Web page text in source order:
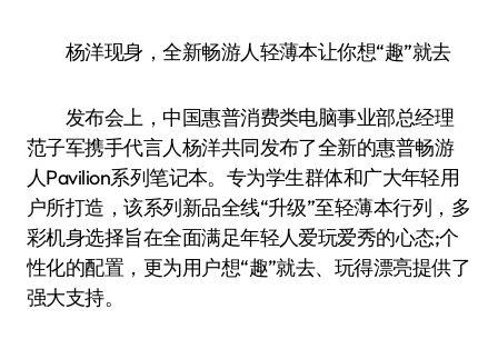
杨洋现身，全新畅游人轻薄本让你想“趣”就去
发布会上，中国惠普消费类电脑事业部总经理
范子军携手代言人杨洋共同发布了全新的惠普畅游
人Pavilion系列笔记本。专为学生群体和广大年轻用
户所打造，该系列新品全线“升级”至轻薄本行列，多
彩机身选择旨在全面满足年轻人爱玩爱秀的心态;个
性化的配置，更为用户想“趣”就去、玩得漂亮提供了
强大支持。